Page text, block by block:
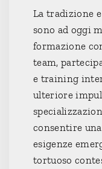
La tradizione
sono ad oggi
formazione
team,
e training
ulteriore
consentire
esigenze
tortuoso